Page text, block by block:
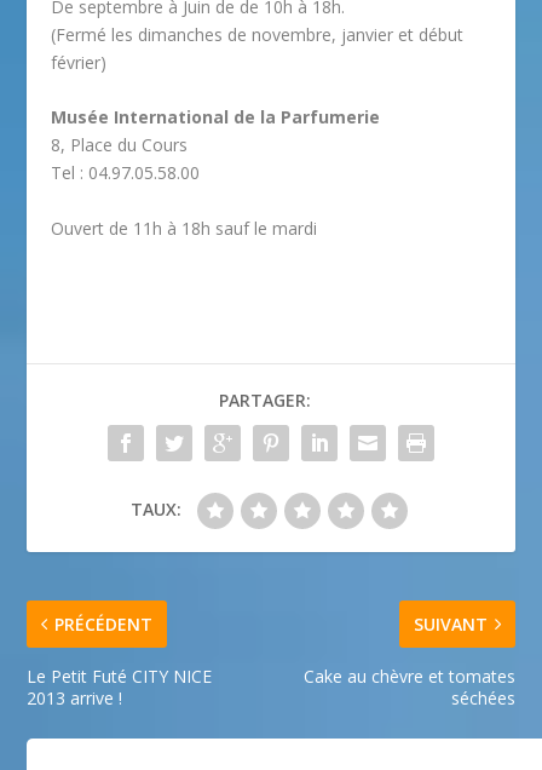
De septembre à Juin de de 10h à 18h.
(Fermé les dimanches de novembre, janvier et début
février)
Musée International de la Parfumerie
8, Place du Cours
Tel : 04.97.05.58.00
Ouvert de 11h à 18h sauf le mardi
PARTAGER:
TAUX:
PRÉCÉDENT
Le Petit Futé CITY NICE
2013 arrive !
SUIVANT
Cake au chèvre et tomates
séchées